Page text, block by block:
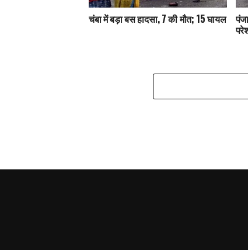
चंबा में बड़ा बस हादसा, 7 की मौत; 15 घायल